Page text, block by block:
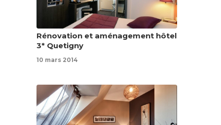
Rénovation et aménagement hôtel
3* Quetigny
10 mars 2014